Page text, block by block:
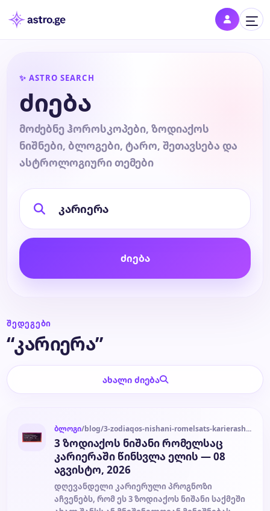
შედი პროფილში და შეინახე შენი ნიშნები
დღის ჰოროსკოპი
კვირის ჰოროსკოპი
წლის ჰოროსკოპი
ტარო
✨ ASTRO SEARCH
ძიება
მოძებნე ჰოროსკოპები, ზოდიაქოს
ნიშნები, ბლოგები, ტარო, შეთავსება და
ასტროლოგიური თემები
ძიება
ᲨᲔᲓᲔᲒᲔᲑᲘ
“კარიერა”
ახალი ძიება
ბლოგი /blog/3-zodiaqos-nishani-romelsats-karierashi-tsinsvla-elis-08-agvisto-2026-2026-08-08
3 ზოდიაქოს ნიშანი რომელსაც
კარიერაში წინსვლა ელის — 08
აგვისტო, 2026
დღევანდელი კარიერული პროგნოზი
აჩვენებს, რომ ეს 3 ზოდიაქოს ნიშანი საქმეში